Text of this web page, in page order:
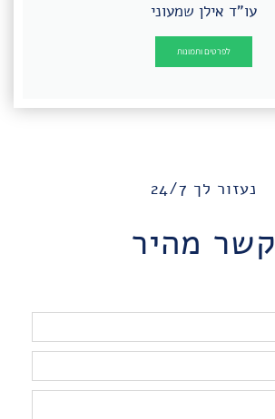
עו"ד אילן שמעוני
לפרטים ותמונות
נעזור לך 24/7
קשר מהיר